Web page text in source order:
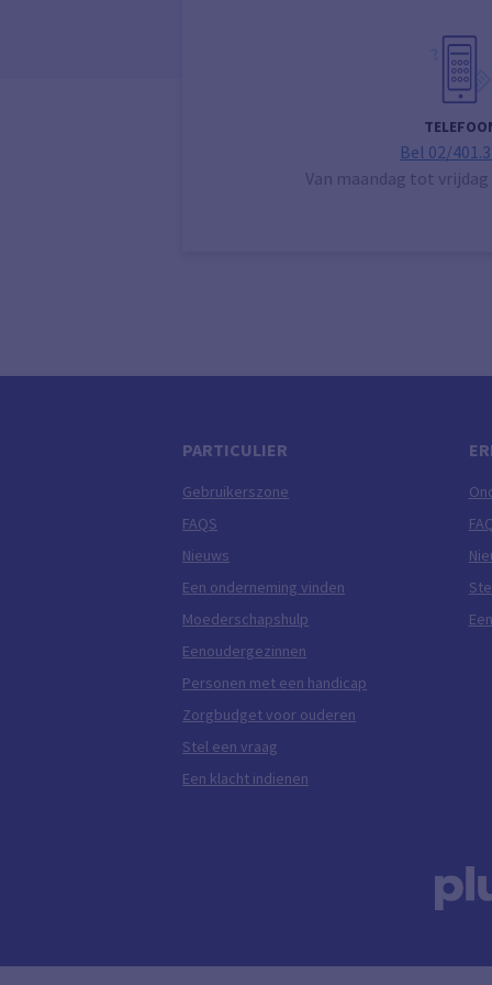
Bel 02/
Van maandag tot vrijdag
PARTICULIER
Gebruikerszone
FAQS
Nieuws
Een onderneming vinden
Moederschapshulp
Eenoudergezinnen
Personen met een handicap
Zorgbudget voor ouderen
Stel een vraag
Een klacht indienen